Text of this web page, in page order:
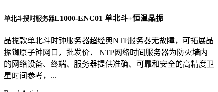
单北斗授时服务器L1000-ENC01 单北斗+恒温晶振
晶振款单北斗时钟服务器超经典NTP服务器无故障，可拓展晶
振铷原子钟网口，批发价， NTP网络时间服务器为防火墙内
的网络设备、终端、服务器提供准确、可靠和安全的高精度卫
星时间参考，...